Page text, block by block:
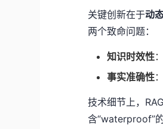
关键创新在于动
两个致命问题：
知识时效性
事实准确性
技术细节上，
含“waterproof”